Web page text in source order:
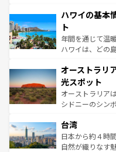
着のスイス情報
のような巨大都
ンメントが詰ま
西部には大自然
ストーン国立公
文化が魅力。旅
しみながら、そ
るだろう。車で
ならではの贅沢な旅のス
情報は コンテン
ハワイの基本
ト
年間を通じて温
ハワイは、どの
ワイ島は見逃せ
島だが、静かな
おすすめ。エメ
文化や歴史が息
人々、おいしい
ク、伝統的なフ
っている。訪れ
オーストラリ
光スポット
オーストラリア
シドニーのシン
リアリーフや大
ク）、タスマニ
ど、見どころが
台湾
日本から約４時
自然が織りなす